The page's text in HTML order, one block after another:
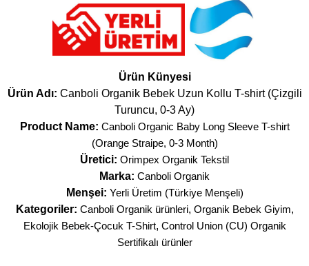
Ürün Künyesi
Ürün Adı: Canboli Organik Bebek Uzun Kollu T-shirt (Çizgili
Turuncu, 0-3 Ay)
Product Name: Canboli Organic Baby Long Sleeve T-shirt
(Orange Straipe, 0-3 Month)
Üretici: Orimpex Organik Tekstil
Marka: Canboli Organik
Menşei: Yerli Üretim (Türkiye Menşeli)
Kategoriler: Canboli Organik ürünleri, Organik Bebek Giyim,
Ekolojik Bebek-Çocuk T-Shirt, Control Union (CU) Organik
Sertifikalı ürünler